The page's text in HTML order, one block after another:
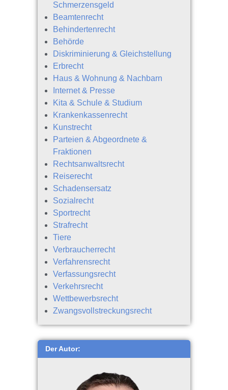
Schmerzensgeld
Beamtenrecht
Behindertenrecht
Behörde
Diskriminierung & Gleichstellung
Erbrecht
Haus & Wohnung & Nachbarn
Internet & Presse
Kita & Schule & Studium
Krankenkassenrecht
Kunstrecht
Parteien & Abgeordnete &
Fraktionen
Rechtsanwaltsrecht
Reiserecht
Schadensersatz
Sozialrecht
Sportrecht
Strafrecht
Tiere
Verbraucherrecht
Verfahrensrecht
Verfassungsrecht
Verkehrsrecht
Wettbewerbsrecht
Zwangsvollstreckungsrecht
Der Autor: